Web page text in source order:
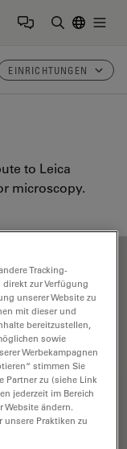
EINRICHTUNGEN
to Leica
microscopy.
H I J
W
Sweden
Tracking-
zur Verfügung
unserer Website zu
mit dieser und
bereitzustellen,
sowie
Werbekampagnen
stimmen Sie
Partner zu (siehe Link
jederzeit im Bereich
Website ändern.
unsere Praktiken zu